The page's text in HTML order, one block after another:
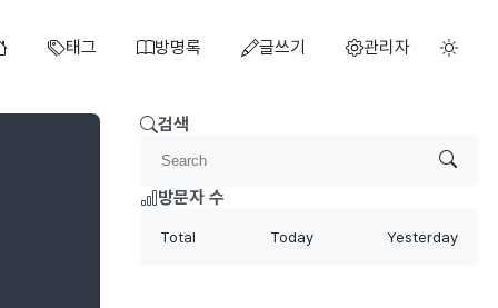
태그 방명록 글쓰기 관리자
검색
방문자 수
Total Today Yesterday